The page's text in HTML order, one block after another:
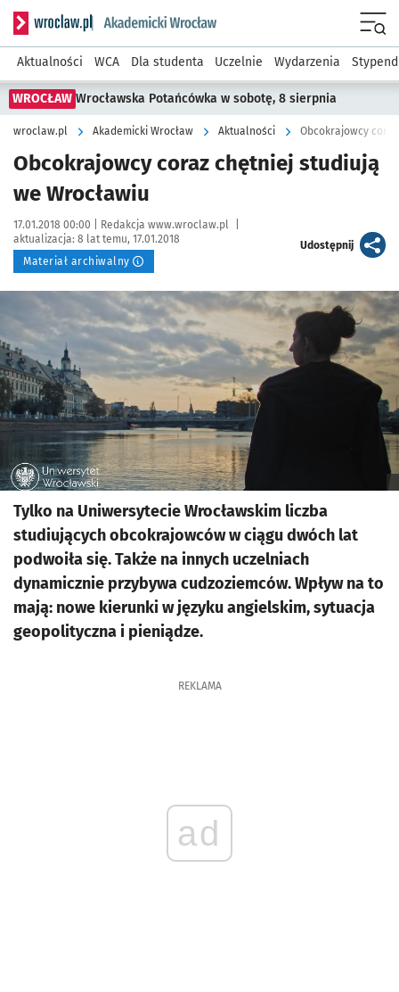
Serwis informacyjny wroclaw.pl podserwis: Akademicki
Aktualności WCA Dla studenta Uczelnie Wydarzenia
WROCŁAW Wrocławska Potańcówka w sobotę, 8 sierpnia
wroclaw.pl Akademicki Wrocław Aktualności Obcokrajowcy
Obcokrajowcy coraz chętniej studiują
we Wrocławiu
Data publikacji:
17.01.2018 00:00 | Autor:
Redakcja www.wroclaw.pl
aktualizacja: 8 lat temu, 17.01.2018
Materiał archiwalny
Udostępnijartykuł
Kliknij, aby powiększyć
Tylko na Uniwersytecie Wrocławskim liczba
studiujących obcokrajowców w ciągu dwóch lat
podwoiła się. Także na innych uczelniach
dynamicznie przybywa cudzoziemców. Wpływ na to
mają: nowe kierunki w języku angielskim, sytuacja
geopolityczna i pieniądze.
REKLAMA
ad